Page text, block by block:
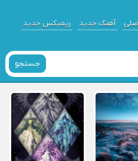
آهنگ جدید ریمیکس جدید
جستجو